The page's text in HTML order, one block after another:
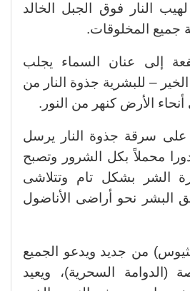
النار فوق الجبل الخالد
جميع المخلوقات.
إلى عنان السماء يجلب
– للبشرية جذوة النار من
أنحاء الأرض كنهر من النور.
على سرقة جذوة النار يرسل
محملاً بكل الشرور وتصبح
الشر بشكل تام وتتلاشى
البشر نحو أراضى الأناضول
من جديد ويدعو الجميع
(الدوامة السحرية)، ويعيد